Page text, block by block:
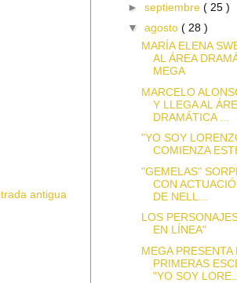
antigua
► septiembre ( 25 )
▼ agosto ( 28 )
MARÍA ELENA
AL ÁREA
MEGA
MARCELO
Y LLEGA AL
DRAMÁTICA ...
"YO SOY
COMIENZA
"GEMELAS"
CON
DE NELL...
LOS
EN LÍNEA"
MEGA PRESENTA
PRIMERAS
"YO SOY LORE...